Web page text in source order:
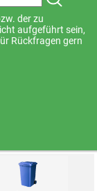
der zu
aufgeführt sein,
Rückfragen gern